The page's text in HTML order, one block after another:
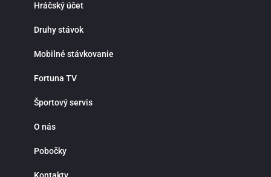
motorsport, MMA, e‑športy a mnoho ďalších športových udalostí z celého
zápasy, na ktoré môžeš stávkovať za atraktívnych kurzov. Jednou z
hlavných výhod online športového stávkovania je pohodlie a nepretržitý
radoch. Športové stávky máš vždy poruke v mobile, tablete alebo počítači.
pripísanie výhier, bezpečné vklady a výbery a maximálnu diskrétnosť.
štatistiky a prehľadné analýzy zápasov. Fortuna patrí medzi najlepšie
slovenského a českého futbalu či hokeja. Či už preferuješ single stávky,
maximálny adrenalín a možnosť reagovať na priebeh zápasu v reálnom
stretnutia. Stav na góly, rohy, fauly, vylúčenia alebo ďalší vývoj zápasu a
Hráčský účet
Druhy stávok
Mobilné stávkovanie
Fortuna TV
Športový servis
O nás
Pobočky